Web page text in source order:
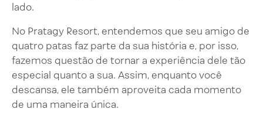
lado.
No Pratagy Resort, entendemos que seu amigo de
quatro patas faz parte da sua história e, por isso,
fazemos questão de tornar a experiência dele tão
especial quanto a sua. Assim, enquanto você
descansa, ele também aproveita cada momento
de uma maneira única.